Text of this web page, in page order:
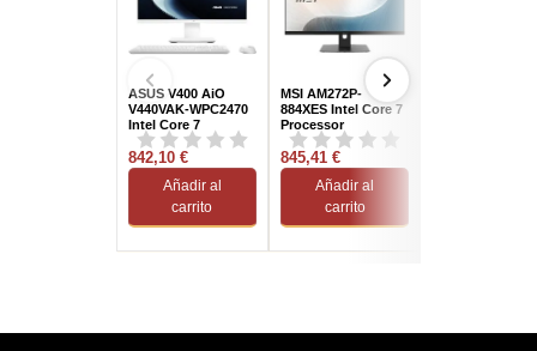
ASUS V400 AiO
V440VAK-WPC2470
Intel Core 7
240H/16GB/512GB
SSD/23.8" FreeDOS
842,10 €
Añadir al
carrito
MSI AM272P-
884XES Intel Core 7
Processor
150U/16GB/512GB
SSD/27"
845,41 €
Añadir al
carrito